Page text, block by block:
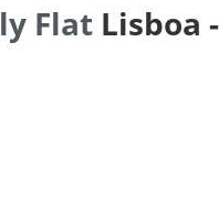
Flat Lisboa -